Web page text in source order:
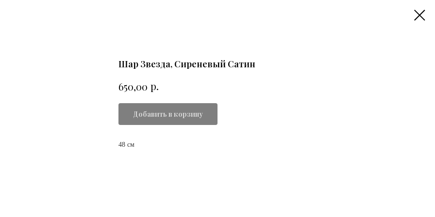
Шар Звезда, Сиреневый Сатин
650,00 р.
Добавить в корзину
48 см